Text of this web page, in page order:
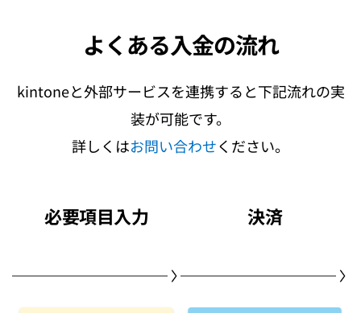
よくある入金の流れ
kintoneと外部サービスを連携すると下記流れの実
装が可能です。
詳しくはお問い合わせください。
必要項目入力 決済